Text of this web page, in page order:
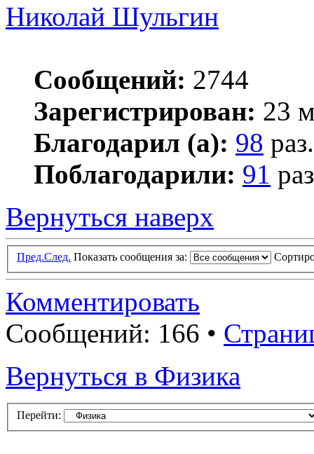
Николай Шульгин
Сообщений: 2744
Зарегистрирован: 23
Благодарил (а): 98 раз.
Поблагодарили: 91
Вернуться наверх
Пред.След. Показать сообщения за:
Комментировать
Сообщений: 166 •
Вернуться в Физика
Перейти: